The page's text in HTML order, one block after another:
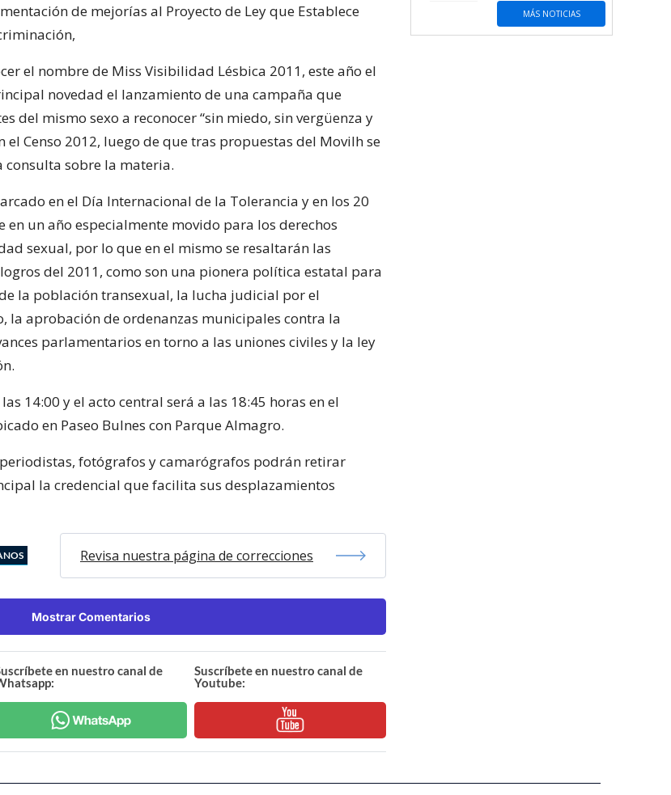
de mejorías al Proyecto de Ley que Establece
el nombre de Miss Visibilidad Lésbica 2011, este año el
novedad el lanzamiento de una campaña que
del mismo sexo a reconocer “sin miedo, sin vergüenza y
el Censo 2012, luego de que tras propuestas del Movilh se
sobre la materia.
en el Día Internacional de la Tolerancia y en los 20
en un año especialmente movido para los derechos
sexual, por lo que en el mismo se resaltarán las
del 2011, como son una pionera política estatal para
la población transexual, la lucha judicial por el
aprobación de ordenanzas municipales contra la
parlamentarios en torno a las uniones civiles y la ley
14:00 y el acto central será a las 18:45 horas en el
en Paseo Bulnes con Parque Almagro.
fotógrafos y camarógrafos podrán retirar
la credencial que facilita sus desplazamientos
Revisa nuestra página de correcciones
Mostrar Comentarios
en nuestro canal de
Suscríbete en nuestro canal de
Youtube:
MÁS NOTICIAS